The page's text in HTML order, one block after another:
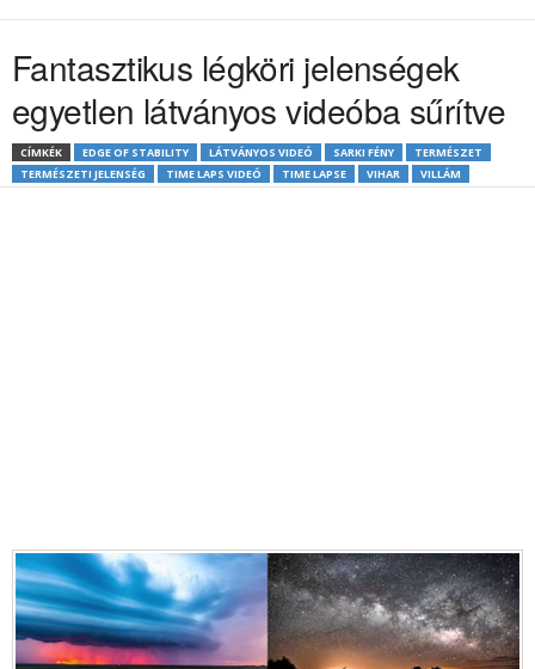
Fantasztikus légköri jelenségek
egyetlen látványos videóba sűrítve
CÍMKÉK EDGE OF STABILITY LÁTVÁNYOS VIDEÓ SARKI FÉNY
TERMÉSZET
TERMÉSZETI JELENSÉG
TIME LAPS VIDEÓ TIME LAPSE VIHAR VILLÁM